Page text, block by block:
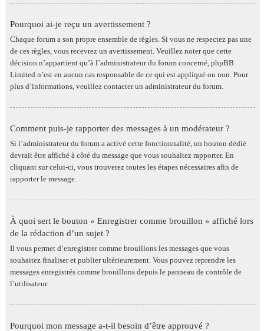
Pourquoi ai-je reçu un avertissement ?
Chaque forum a son propre ensemble de règles. Si vous ne respectez pas une
de ces règles, vous recevrez un avertissement. Veuillez noter que cette
décision n’appartient qu’à l’administrateur du forum concerné, phpBB
Limited n’est en aucun cas responsable de ce qui est appliqué ou non. Pour
plus d’informations, veuillez contacter un administrateur du forum.
Comment puis-je rapporter des messages à un modérateur ?
Si l’administrateur du forum a activé cette fonctionnalité, un bouton dédié
devrait être affiché à côté du message que vous souhaitez rapporter. En
cliquant sur celui-ci, vous trouverez toutes les étapes nécessaires afin de
rapporter le message.
À quoi sert le bouton « Enregistrer comme brouillon » affiché lors
de la rédaction d’un sujet ?
Il vous permet d’enregistrer comme brouillons les messages que vous
souhaitez finaliser et publier ultérieurement. Vous pouvez reprendre les
messages enregistrés comme brouillons depuis le panneau de contrôle de
l’utilisateur.
Pourquoi mon message a-t-il besoin d’être approuvé ?